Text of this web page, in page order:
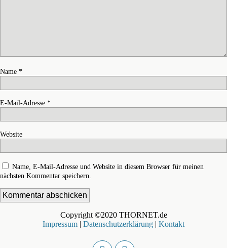
Name *
E-Mail-Adresse *
Website
Name, E-Mail-Adresse und Website in diesem Browser für meinen
nächsten Kommentar speichern.
Copyright ©2020 THORNET.de
Impressum | Datenschutzerklärung | Kontakt